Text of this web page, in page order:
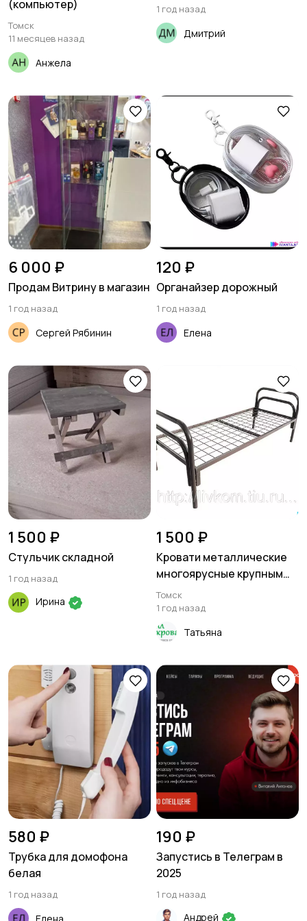
(компьютер)
Томск
11 месяцев назад
Анжела
1 год назад
Дмитрий
6 000 ₽
Продам Витрину в магазин
1 год назад
Сергей Рябинин
120 ₽
Органайзер дорожный
1 год назад
Елена
1 500 ₽
Стульчик складной
1 год назад
Ирина
1 500 ₽
Кровати металлические
многоярусные крупным
оптом
Томск
1 год назад
Татьяна
580 ₽
Трубка для домофона
белая
1 год назад
Елена
190 ₽
Запустись в Телеграм в
2025
1 год назад
Андрей